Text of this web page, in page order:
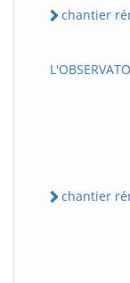
chantier
chantier